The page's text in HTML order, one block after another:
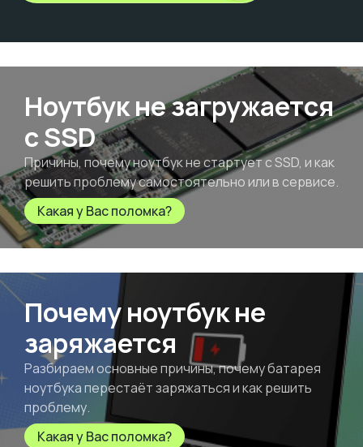
Ноутбук не загружается
с SSD
Причины, почему ноутбук не стартует с SSD, и как
решить проблему самостоятельно или в сервисе.
Какая у Вас поломка?
Почему ноутбук не
заряжается
Разбираем основные причины, почему батарея
ноутбука перестаёт заряжаться и как решить
проблему.
Какая у Вас поломка?